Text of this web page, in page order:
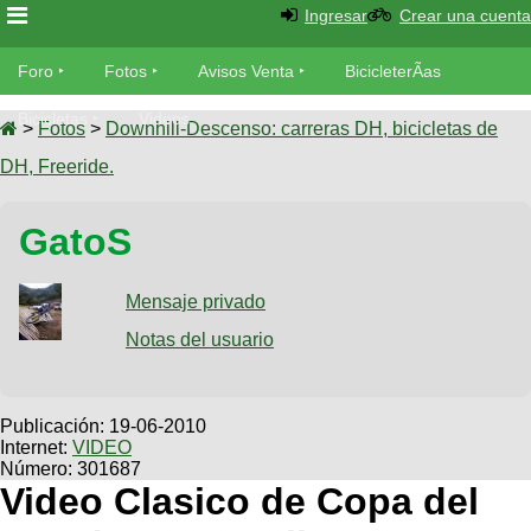
Foro
Foro
TÃ©cnica
Fotos
tu foto
Galeria
XC
Viajes
Descenso
Dirt
SUBÃ
tu
Buscar
Ultimos
Fotos
BicicleterÃ­
as
Bicicletas
Tandem
Videos
Cicloturismo
Ingresar Crear una cuenta
Foro Fotos Avisos Venta BicicleterÃ­as
Bicicletas Videos
> Fotos > Downhill-Descenso: carreras DH, bicicletas de
DH, Freeride.
GatoS
Mensaje privado
Notas del usuario
Publicación: 19-06-2010
Internet: VIDEO
Número: 301687
Video Clasico de Copa del